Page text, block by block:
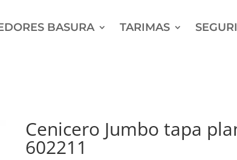
BASURA TARIMAS
Cenicero Jumbo tapa
602211